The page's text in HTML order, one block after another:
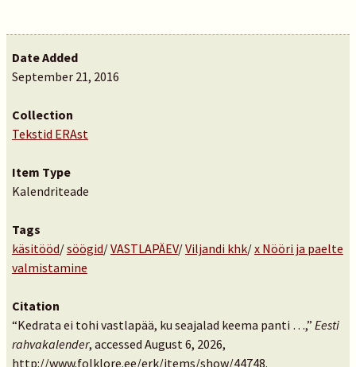
Date Added
September 21, 2016
Collection
Tekstid ERAst
Item Type
Kalendriteade
Tags
käsitööd/söögid/VASTLAPÄEV/Viljandi khk/x Nööri ja paelte
valmistamine
Citation
“Kedrata ei tohi vastlapää, ku seajalad keema panti …,” Eesti
rahvakalender, accessed August 6, 2026,
http://www.folklore.ee/erk/items/show/44748.